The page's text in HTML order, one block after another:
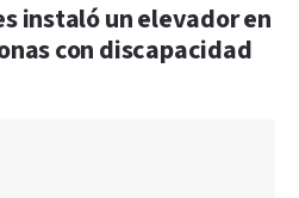
instaló un elevador en
con discapacidad